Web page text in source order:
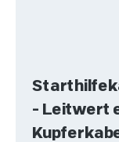
- Leitwert